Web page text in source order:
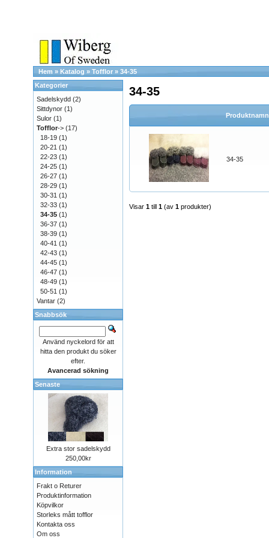
Hem » Katalog » Tofflor » 34-35
34-35
34-35
Visar 1 till 1 (av 1 produkter)
Kategorier
Sadelskydd (2)
Sittdynor (1)
Sulor (1)
Tofflor-> (17)
18-19 (1)
20-21 (1)
22-23 (1)
24-25 (1)
26-27 (1)
28-29 (1)
30-31 (1)
32-33 (1)
34-35 (1)
36-37 (1)
38-39 (1)
40-41 (1)
42-43 (1)
44-45 (1)
46-47 (1)
48-49 (1)
50-51 (1)
Vantar (2)
Snabbsök
Använd nyckelord för att
hitta den produkt du söker
efter.
Avancerad sökning
Senaste
Extra stor sadelskydd
250,00kr
Information
Frakt o Returer
Produktinformation
Köpvilkor
Storleks mått tofflor
Kontakta oss
Om oss